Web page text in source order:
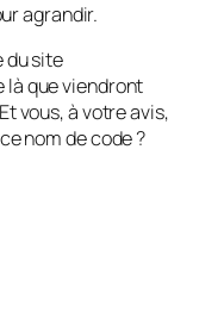
agrandir.
du site
là que viendront
vous, à votre avis,
nom de code ?